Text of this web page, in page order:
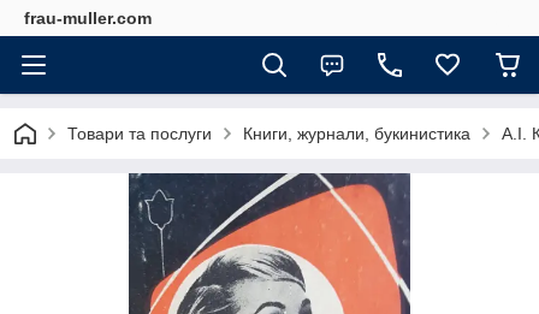
frau-muller.com
Товари та послуги Книги, журнали, букинистика А.І.